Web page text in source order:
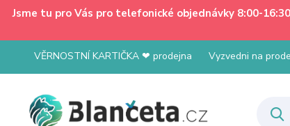
Jsme tu pro Vás pro telefonické objednávky 8:00-
VĚRNOSTNÍ KARTIČKA ❤ prodejna Vyzvedni na